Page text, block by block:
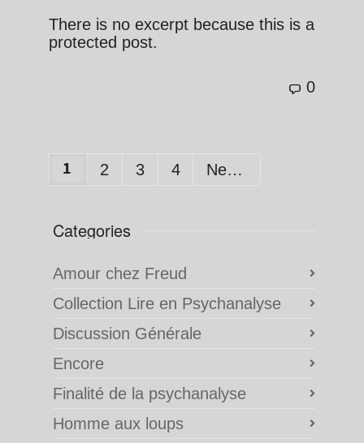
There is no excerpt because this is a
protected post.
0
1 2 3 4 Next
Categories
Amour chez Freud
Collection Lire en Psychanalyse
Discussion Générale
Encore
Finalité de la psychanalyse
Homme aux loups